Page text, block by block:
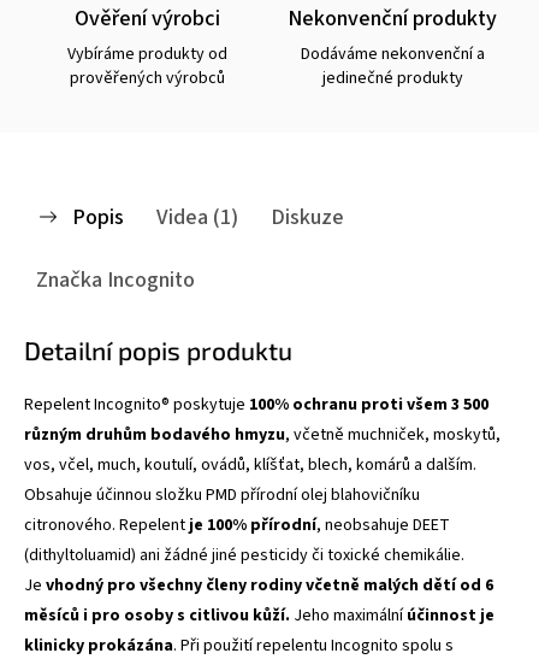
Ověření výrobci
Vybíráme produkty od
prověřených výrobců
Nekonvenční produkty
Dodáváme nekonvenční a
jedinečné produkty
Popis Videa (1)
Diskuze
Značka Incognito
Detailní popis produktu
Repelent Incognito® poskytuje 100% ochranu proti všem 3 500
různým druhům bodavého hmyzu, včetně muchniček, moskytů,
vos, včel, much, koutulí, ovádů, klíšťat, blech, komárů a dalším.
Obsahuje účinnou složku PMD přírodní olej blahovičníku
citronového. Repelent je 100% přírodní, neobsahuje DEET
(dithyltoluamid) ani žádné jiné pesticidy či toxické chemikálie.
Je vhodný pro všechny členy rodiny včetně malých dětí od 6
měsíců i pro osoby s citlivou kůží. Jeho maximální účinnost je
klinicky prokázána. Při použití repelentu Incognito spolu s